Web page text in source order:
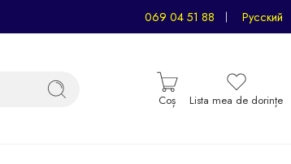
069 04 51 88 Русский
Coș Lista mea de dorințe